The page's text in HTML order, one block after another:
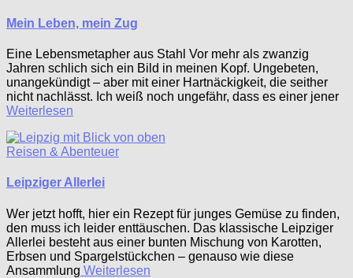
Mein Leben, mein Zug
Eine Lebensmetapher aus Stahl Vor mehr als zwanzig
Jahren schlich sich ein Bild in meinen Kopf. Ungebeten,
unangekündigt – aber mit einer Hartnäckigkeit, die seither
nicht nachlässt. Ich weiß noch ungefähr, dass es einer jener
Weiterlesen
Reisen & Abenteuer
Leipziger Allerlei
Wer jetzt hofft, hier ein Rezept für junges Gemüse zu finden,
den muss ich leider enttäuschen. Das klassische Leipziger
Allerlei besteht aus einer bunten Mischung von Karotten,
Erbsen und Spargelstückchen – genauso wie diese
Ansammlung Weiterlesen